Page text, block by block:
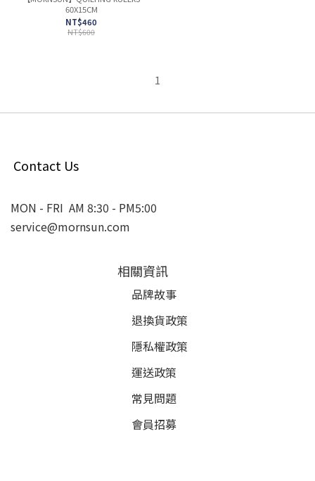
60X15CM
NT$460
NT$600
1
Contact Us
MON - FRI AM 8:30 - PM5:00
service@mornsun.com
相關資訊
品牌故事
退換貨政策
隱私權政策
運送政策
常見問題
會員招募